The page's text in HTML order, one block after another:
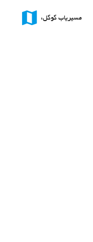
مسیریاب گوگل: map